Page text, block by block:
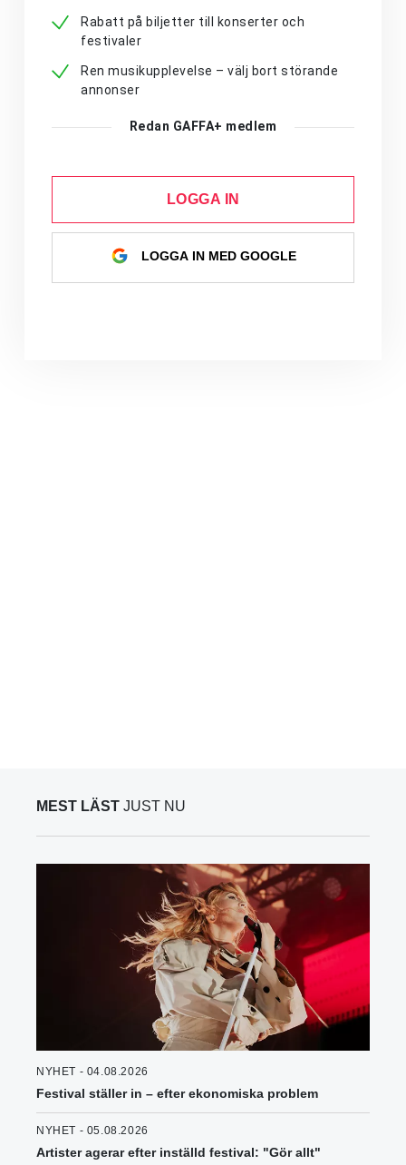
Rabatt på biljetter till konserter och
festivaler
Ren musikupplevelse – välj bort störande
annonser
Redan GAFFA+ medlem
LOGGA IN
LOGGA IN MED GOOGLE
MEST LÄST JUST NU
NYHET - 04.08.2026
Festival ställer in – efter ekonomiska problem
NYHET - 05.08.2026
Artister agerar efter inställd festival: "Gör allt"